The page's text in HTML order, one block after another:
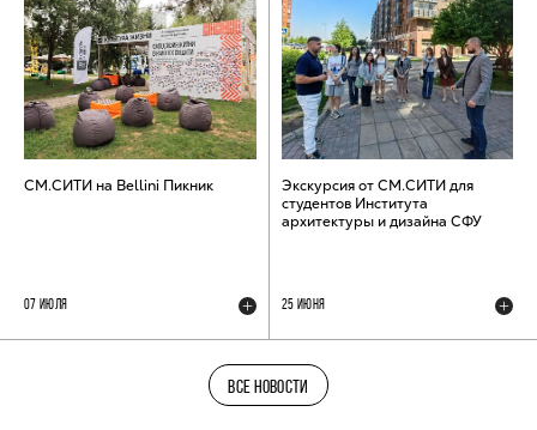
СМ.СИТИ на Bellini Пикник
07 ИЮЛЯ
Экскурсия от СМ.СИТИ для
студентов Института
архитектуры и дизайна СФУ
25 ИЮНЯ
ВСЕ НОВОСТИ